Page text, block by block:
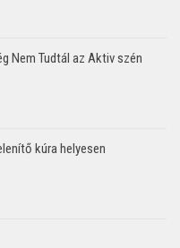
Nem Tudtál az Aktiv szén
kúra helyesen